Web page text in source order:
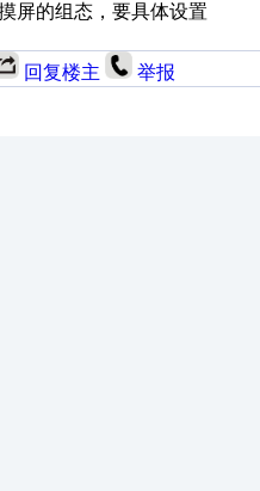
屏的组态，要具体设置
回复楼主 举报